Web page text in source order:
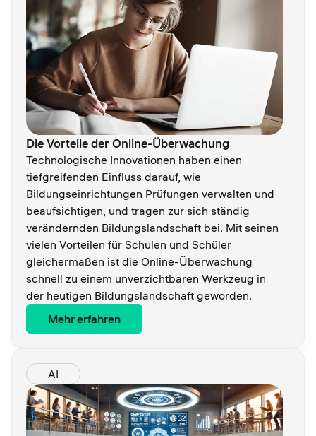
Die Vorteile der Online-Überwachung
Technologische Innovationen haben einen
tiefgreifenden Einfluss darauf, wie
Bildungseinrichtungen Prüfungen verwalten und
beaufsichtigen, und tragen zur sich ständig
verändernden Bildungslandschaft bei. Mit seinen
vielen Vorteilen für Schulen und Schüler
gleichermaßen ist die Online-Überwachung
schnell zu einem unverzichtbaren Werkzeug in
der heutigen Bildungslandschaft geworden.
Mehr erfahren
AI